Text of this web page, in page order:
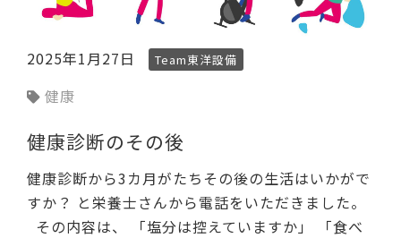
2025年1月27日 Team東洋設備
健康
健康診断のその後
健康診断から3カ月がたちその後の生活はいかがで
すか？ と栄養士さんから電話をいただきました。
その内容は、 「塩分は控えていますか」 「食べ